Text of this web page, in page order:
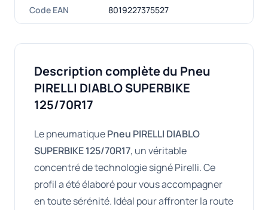
Code EAN 8019227375527
Description complète du Pneu
PIRELLI DIABLO SUPERBIKE
125/70R17
Le pneumatiquePneu PIRELLI DIABLO
SUPERBIKE 125/70R17, un véritable
concentré de technologie signé Pirelli. Ce
profil a été élaboré pour vous accompagner
en toute sérénité. Idéal pour affronter la route